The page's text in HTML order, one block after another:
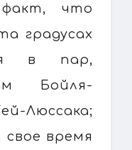
что
градусах
в пар,
Бойля-
Люссака;
время